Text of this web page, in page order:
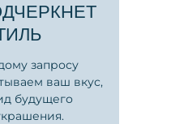
запросу
ваш вкус,
будущего